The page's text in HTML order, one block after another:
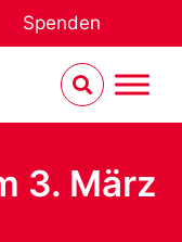
Spenden
3. März